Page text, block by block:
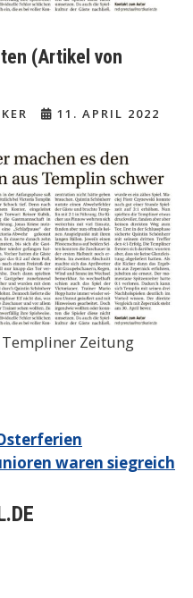
(Artikel von
11. APRIL 2022
Zeitung
waren siegreich